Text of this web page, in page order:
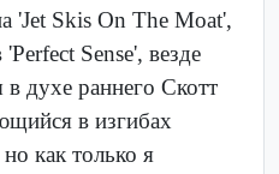
'Jet Skis On The Moat',
Sense', везде
духе раннего Скотт
в изгибах
как только я